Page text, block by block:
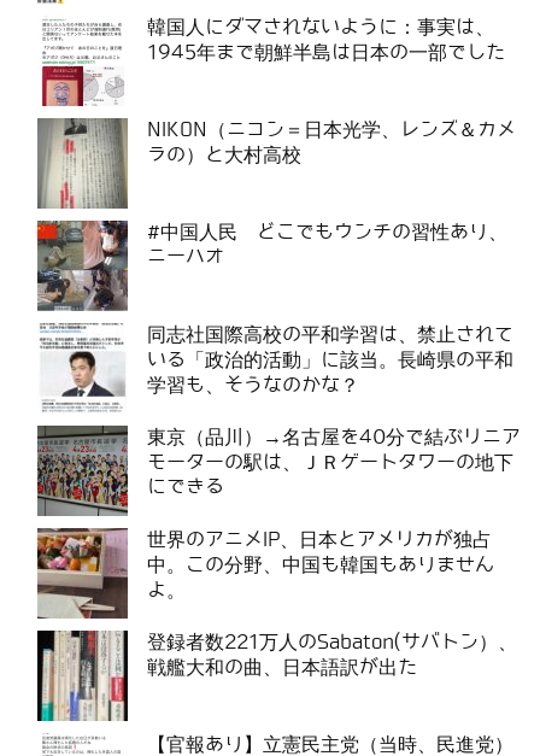
韓国人にダマされないように：事実は、
1945年まで朝鮮半島は日本の一部でした
NIKON（ニコン＝日本光学、レンズ＆カメ
ラの）と大村高校
#中国人民 どこでもウンチの習性あり、
ニーハオ
同志社国際高校の平和学習は、禁止されて
いる「政治的活動」に該当。長崎県の平和
学習も、そうなのかな？
東京（品川）→名古屋を40分で結ぶリニア
モーターの駅は、ＪＲゲートタワーの地下
にできる
世界のアニメIP、日本とアメリカが独占
中。この分野、中国も韓国もありません
よ。
登録者数221万人のSabaton(サバトン）、
戦艦大和の曲、日本語訳が出た
【官報あり】立憲民主党（当時、民進党）